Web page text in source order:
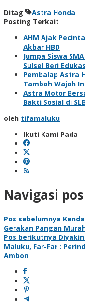
Ditag
Astra Honda
Posting Terkait
AHM Ajak
Akbar HBD
Jumpa Siswa
Sulsel Beri
Pembalap Astra
Tambah Wajah
Astra Motor
Bakti Sosial di
oleh tifamaluku
Ikuti Kami Pada
Navigasi pos
Pos sebelumnya
Gerakan Pangan
Pos berikutnya
Maluku, Far-Far :
Ambon